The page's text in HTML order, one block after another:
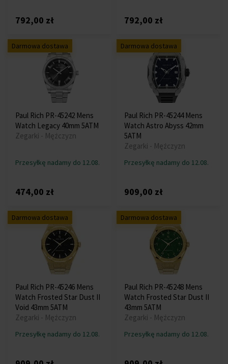
792,00 zł 792,00 zł
Darmowa dostawa
Paul Rich PR-45242 Mens
Watch Legacy 40mm 5ATM
Zegarki - Mężczyzn
Przesyłkę nadamy do 12.08.
474,00 zł
Darmowa dostawa
Paul Rich PR-45244 Mens
Watch Astro Abyss 42mm
5ATM
Zegarki - Mężczyzn
Przesyłkę nadamy do 12.08.
909,00 zł
Darmowa dostawa
Paul Rich PR-45246 Mens
Watch Frosted Star Dust II
Void 43mm 5ATM
Zegarki - Mężczyzn
Przesyłkę nadamy do 12.08.
Darmowa dostawa
Paul Rich PR-45248 Mens
Watch Frosted Star Dust II
43mm 5ATM
Zegarki - Mężczyzn
Przesyłkę nadamy do 12.08.